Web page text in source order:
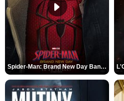
Spider-Man: Brand New Day Bande-annonce VO STFR